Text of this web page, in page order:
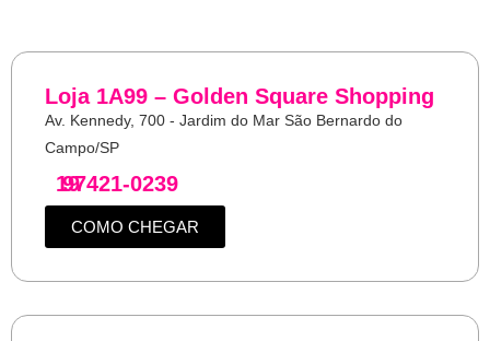
Loja 1A99 – Golden Square Shopping
Av. Kennedy, 700 - Jardim do Mar São Bernardo do
Campo/SP
19
97421-0239
COMO CHEGAR